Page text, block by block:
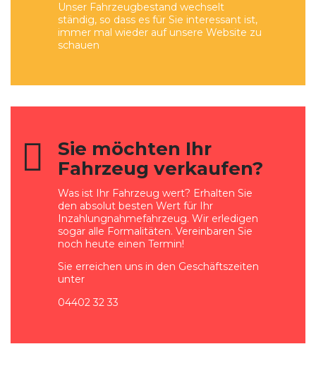
Unser Fahrzeugbestand wechselt
ständig, so dass es für Sie interessant ist,
immer mal wieder auf unsere Website zu
schauen
Sie möchten Ihr
Fahrzeug verkaufen?
Was ist Ihr Fahrzeug wert? Erhalten Sie
den absolut besten Wert für Ihr
Inzahlungnahmefahrzeug. Wir erledigen
sogar alle Formalitäten. Vereinbaren Sie
noch heute einen Termin!
Sie erreichen uns in den Geschäftszeiten
unter
04402 32 33